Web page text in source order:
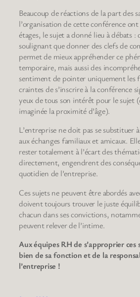
Beaucoup de réactions de la part des
l’organisation de cette conférence
étages, le sujet a donné lieu à débats :
soulignant que donner des clefs de
permet de mieux appréhender ce
temporaire, mais aussi des
sentiment de pointer uniquement les
craintes de s’inscrire à la conférence
yeux de tous son intérêt pour le sujet
imaginée la proximité d’âge).
L’entreprise ne doit pas se substituer
aux échanges familiaux et amicaux.
rester totalement à l’écart des
directement, engendrent des
quotidien de l’entreprise.
Ces sujets ne peuvent être abordés
doivent toujours trouver le juste
chacun dans ses convictions,
peuvent relever de l’intime.
Aux équipes RH de s’approprier
bien de sa fonction et de la
l’entreprise !